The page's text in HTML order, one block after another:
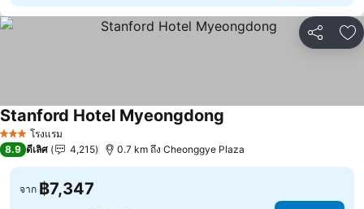
แชร์ เ
3 ดาว โรงแรม
Stanford Hotel Myeongdong
8.9 ดีเลิศ 4,215 0.7 km ถึง Cheonggye Plaza
จาก ฿7,347